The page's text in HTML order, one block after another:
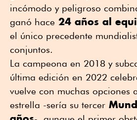
incómodo y peligroso
ganó hace 24 años al
el único precedente
conjuntos.
La campeona en 2018 y
última edición en 2022
vuelve con muchas opciones
estrella -sería su tercer